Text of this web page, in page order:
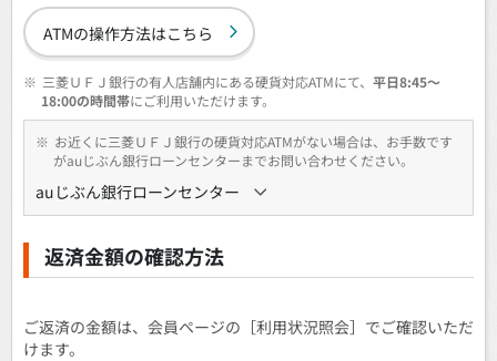
ATMの操作方法はこちら
※ 三菱ＵＦＪ銀行の有人店舗内にある硬貨対応ATMにて、 平日8:45～
18:00の時間帯にご利用いただけます。
※ お近くに三菱ＵＦＪ銀行の硬貨対応ATMがない場合は、お手数です
がauじぶん銀行ローンセンターまでお問い合わせください。
auじぶん銀行ローンセンター
返済金額の確認方法
ご返済の金額は、会員ページの［利用状況照会］でご確認いただ
けます。